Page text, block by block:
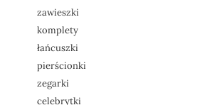
zawieszki
komplety
łańcuszki
pierścionki
zegarki
celebrytki